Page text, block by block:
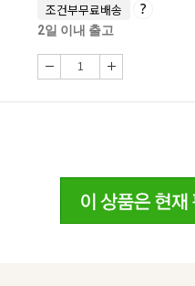
조건부무료배송
2일 이내 출고